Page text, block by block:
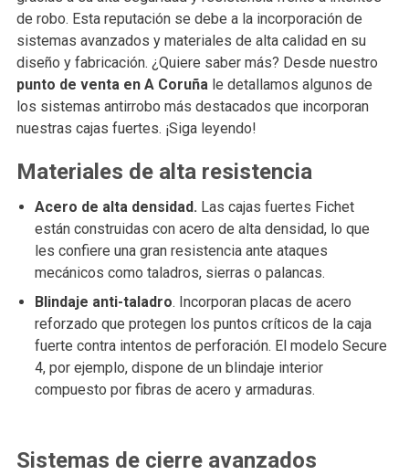
de robo. Esta reputación se debe a la incorporación de
sistemas avanzados y materiales de alta calidad en su
diseño y fabricación. ¿Quiere saber más? Desde nuestro
punto de venta en A Coruña le detallamos algunos de
los sistemas antirrobo más destacados que incorporan
nuestras cajas fuertes. ¡Siga leyendo!
Materiales de alta resistencia
Acero de alta densidad. Las cajas fuertes Fichet
están construidas con acero de alta densidad, lo que
les confiere una gran resistencia ante ataques
mecánicos como taladros, sierras o palancas.
Blindaje anti-taladro. Incorporan placas de acero
reforzado que protegen los puntos críticos de la caja
fuerte contra intentos de perforación. El modelo Secure
4, por ejemplo, dispone de un blindaje interior
compuesto por fibras de acero y armaduras.
Sistemas de cierre avanzados